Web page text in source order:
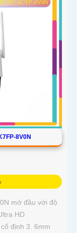
8V0N
mở đầu với độ
HD
định 3. 6mm